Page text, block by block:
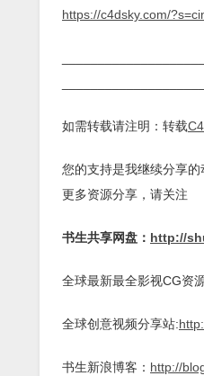
https://c4dsky.com/
如需转载请注明：转载
您的支持是我继续分享
更多资源分享，请关注
书生共享网盘： http://
全球最新最全影视CG资
全球创意视频分享站:
书生新浪博客： http://